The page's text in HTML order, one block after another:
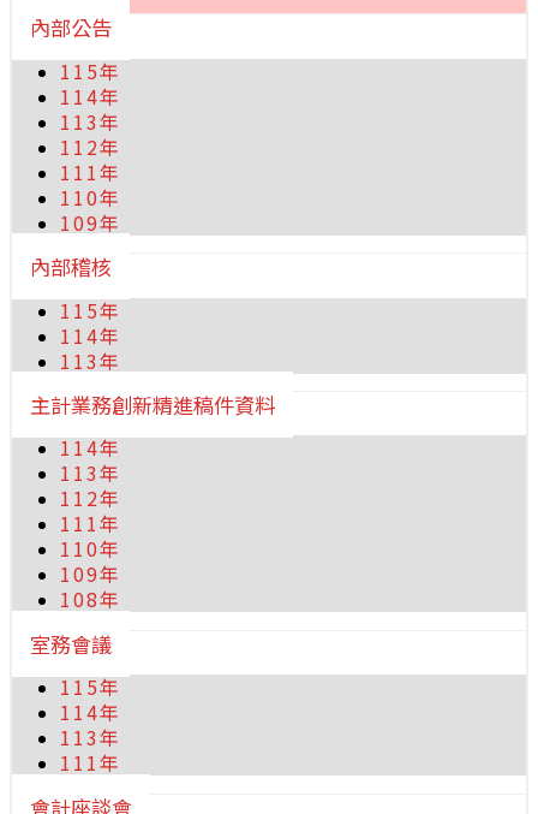
內部公告
115年
114年
113年
112年
111年
110年
109年
內部稽核
115年
114年
113年
主計業務創新精進稿件資料
114年
113年
112年
111年
110年
109年
108年
室務會議
115年
114年
113年
111年
會計座談會